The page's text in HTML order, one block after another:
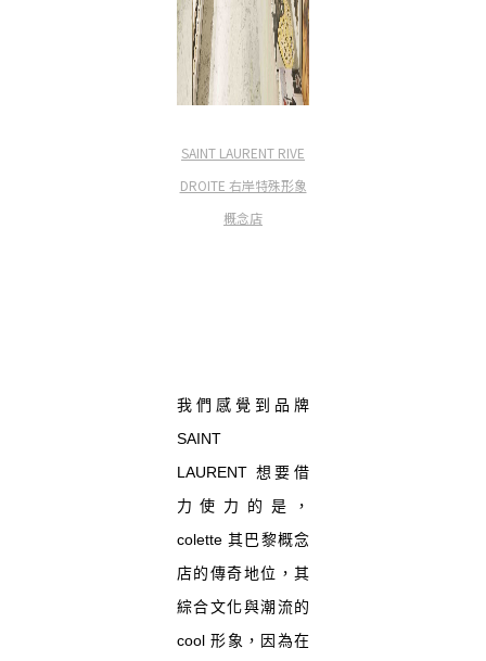
SAINT LAURENT RIVE
DROITE 右岸特殊形象
概念店
我們感覺到品牌
SAINT
LAURENT 想要借
力使力的是，
colette 其巴黎概念
店的傳奇地位，其
綜合文化與潮流的
cool 形象，因為在